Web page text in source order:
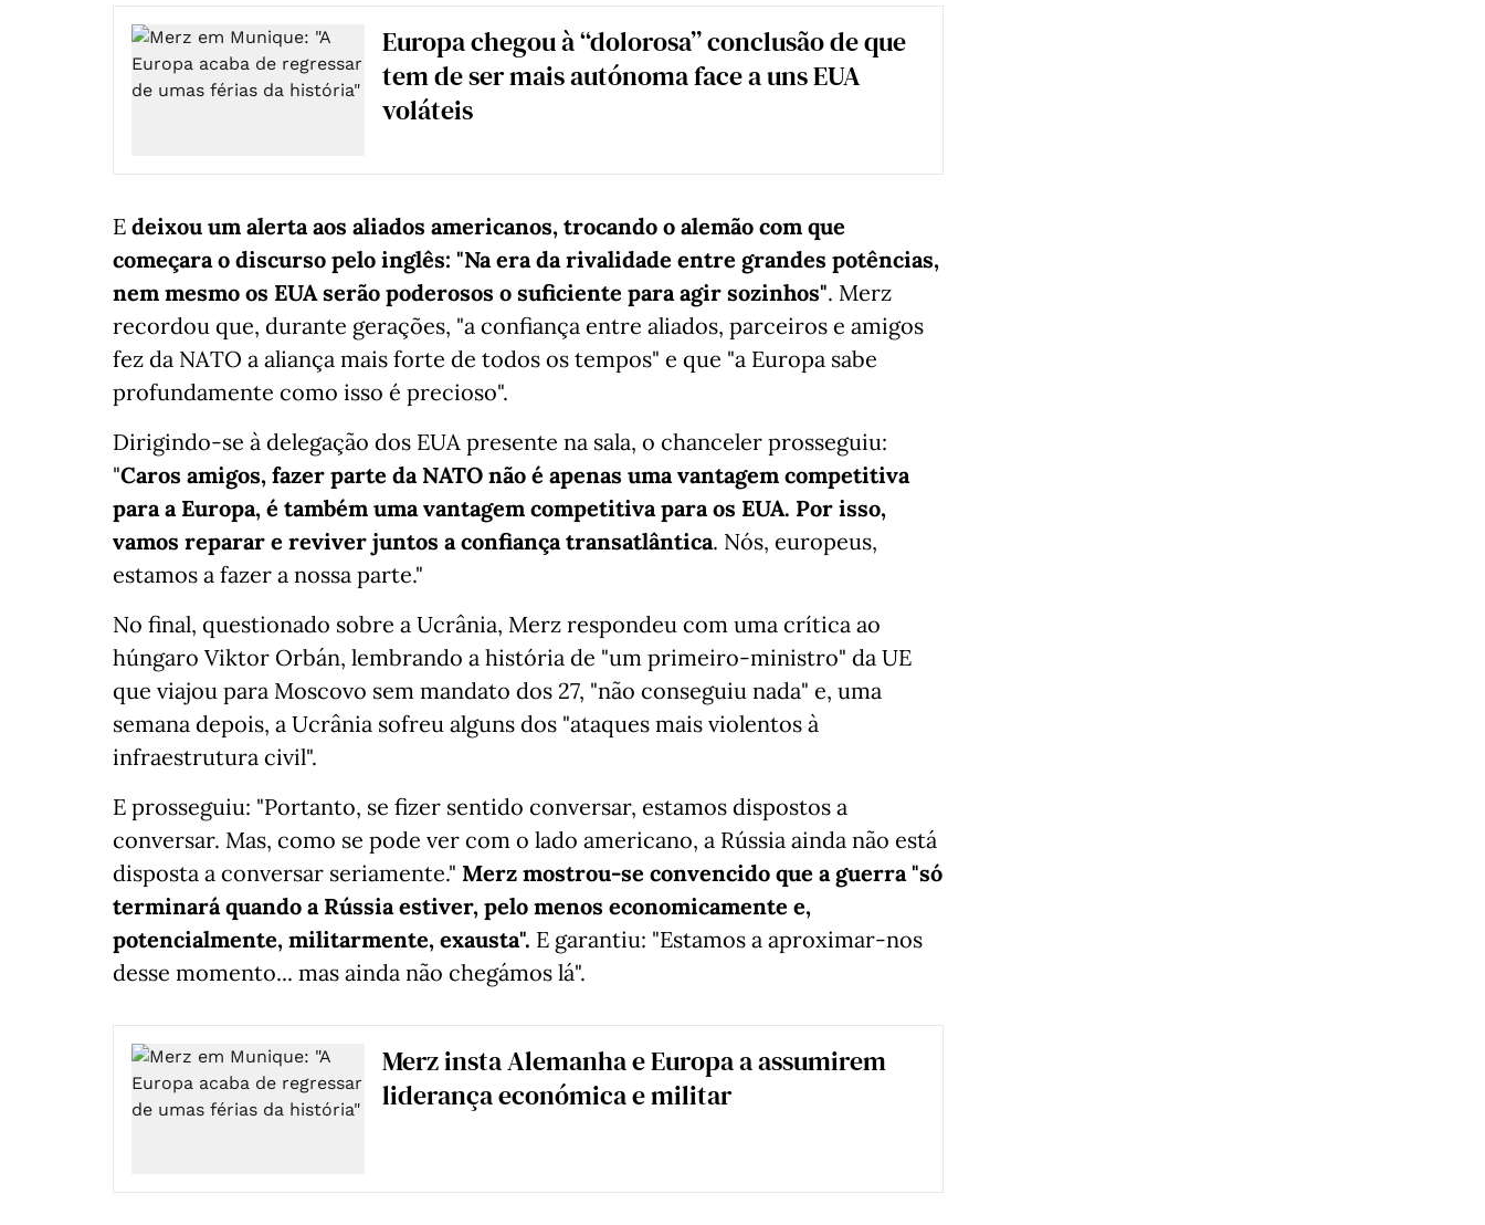
Europa chegou à “dolorosa” conclusão de que
tem de ser mais autónoma face a uns EUA
voláteis
E deixou um alerta aos aliados americanos, trocando o alemão com que
começara o discurso pelo inglês: "Na era da rivalidade entre grandes potências,
nem mesmo os EUA serão poderosos o suficiente para agir sozinhos". Merz
recordou que, durante gerações, "a confiança entre aliados, parceiros e amigos
fez da NATO a aliança mais forte de todos os tempos" e que "a Europa sabe
profundamente como isso é precioso".
Dirigindo-se à delegação dos EUA presente na sala, o chanceler prosseguiu:
"Caros amigos, fazer parte da NATO não é apenas uma vantagem competitiva
para a Europa, é também uma vantagem competitiva para os EUA. Por isso,
vamos reparar e reviver juntos a confiança transatlântica. Nós, europeus,
estamos a fazer a nossa parte."
No final, questionado sobre a Ucrânia, Merz respondeu com uma crítica ao
húngaro Viktor Orbán, lembrando a história de "um primeiro-ministro" da UE
que viajou para Moscovo sem mandato dos 27, "não conseguiu nada" e, uma
semana depois, a Ucrânia sofreu alguns dos "ataques mais violentos à
infraestrutura civil".
E prosseguiu: "Portanto, se fizer sentido conversar, estamos dispostos a
conversar. Mas, como se pode ver com o lado americano, a Rússia ainda não está
disposta a conversar seriamente." Merz mostrou-se convencido que a guerra "só
terminará quando a Rússia estiver, pelo menos economicamente e,
potencialmente, militarmente, exausta". E garantiu: "Estamos a aproximar-nos
desse momento... mas ainda não chegámos lá".
Merz insta Alemanha e Europa a assumirem
liderança económica e militar